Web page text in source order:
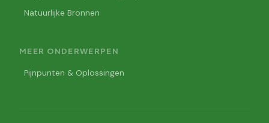
Natuurlijke Bronnen
MEER ONDERWERPEN
Pijnpunten & Oplossingen